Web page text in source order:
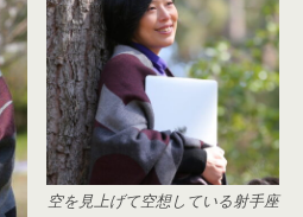
空を見上げて空想している射手座